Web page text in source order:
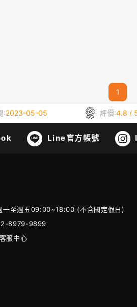
1
:2023-05-05 評價:4.8 /
Line官方帳號
一至週五09:00~18:00 (不含國定假日)
8979-9899
服中心